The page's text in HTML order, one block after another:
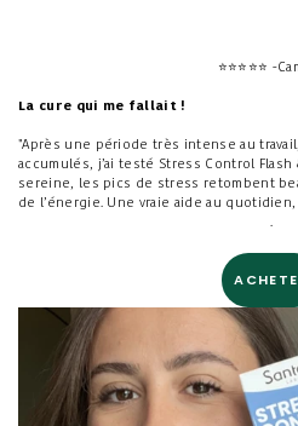
⭐⭐⭐ ⭐⭐ -
La cure qui me fallait !
"Après une période très intense au
accumulés, j’ai testé Stress Control Flash
sereine, les pics de stress retombent
de l’énergie. Une vraie aide au
.